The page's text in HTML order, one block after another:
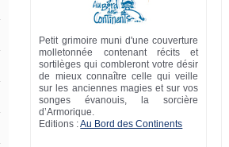
Petit grimoire muni d'une couverture
molletonnée contenant récits et
sortilèges qui combleront votre désir
de mieux connaître celle qui veille
sur les anciennes magies et sur vos
songes évanouis, la sorcière
d’Armorique.
Editions :Au Bord des Continents